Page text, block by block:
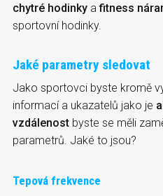
chytré hodinky afitness
sportovní hodinky.
Jaké parametry sledovat
Jako sportovci byste kromě
informací a ukazatelů jako je
vzdálenost byste se měli
parametrů. Jaké to jsou?
Tepová frekvence